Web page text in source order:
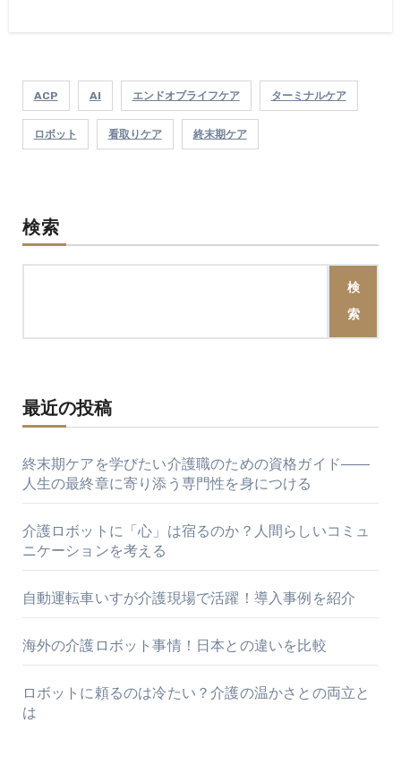
ACP AI エンドオブライフケア ターミナルケア
ロボット 看取りケア 終末期ケア
検索
検
索
最近の投稿
終末期ケアを学びたい介護職のための資格ガイド――
人生の最終章に寄り添う専門性を身につける
介護ロボットに「心」は宿るのか？人間らしいコミュ
ニケーションを考える
自動運転車いすが介護現場で活躍！導入事例を紹介
海外の介護ロボット事情！日本との違いを比較
ロボットに頼るのは冷たい？介護の温かさとの両立と
は